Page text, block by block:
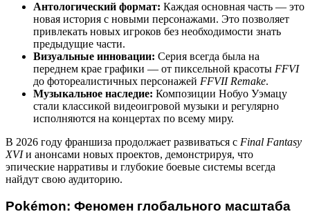
Антологический формат: Каждая основная часть — это
новая история с новыми персонажами. Это позволяет
привлекать новых игроков без необходимости знать
предыдущие части.
Визуальные инновации: Серия всегда была на
переднем крае графики — от пиксельной красоты FFVI
до фотореалистичных персонажей FFVII Remake.
Музыкальное наследие: Композиции Нобуо Уэмацу
стали классикой видеоигровой музыки и регулярно
исполняются на концертах по всему миру.
В 2026 году франшиза продолжает развиваться с Final Fantasy
XVIи анонсами новых проектов, демонстрируя, что
эпические нарративы и глубокие боевые системы всегда
найдут свою аудиторию.
Pokémon: Феномен глобального масштаба